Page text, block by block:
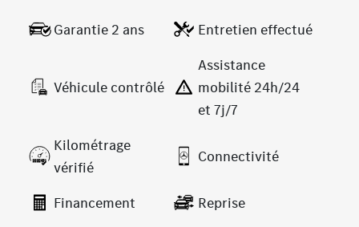
Garantie 2 ans Entretien effectué
Véhicule contrôlé
Assistance
mobilité 24h/24
et 7j/7
Kilométrage
vérifié
Connectivité
Financement
Reprise